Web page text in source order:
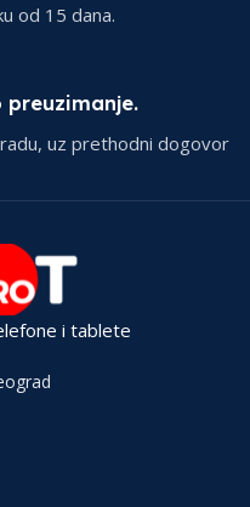
od 15 dana.
preuzimanje.
uz prethodni dogovor
i tablete